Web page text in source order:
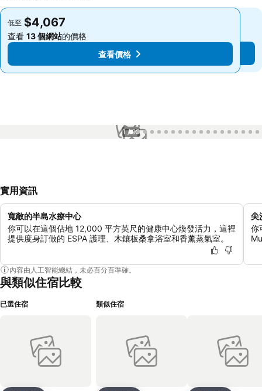
低至 $4,067
查看 13 個網站的價格
查看價格
低至 $4,067
查看 13 個網站的價格
查看價格
1 / 99
實用資訊
寬敞的半島水療中心
你可以在這個佔地 12,000 平方英尺的健康中心煥發活力，這裡
提供度身訂做的 ESPA 護理、木鑲板桑拿浴室和香薰蒸氣室。
尖
你
內容由人工智能總結，未必百分百準確。
與類似住宿比較
已選住宿 類似住宿